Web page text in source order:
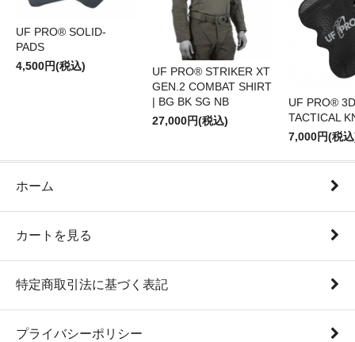
UF PRO® SOLID-
PADS
4,500円(税込)
UF PRO® STRIKER XT
GEN.2 COMBAT SHIRT
| BG BK SG NB
27,000円(税込)
UF PRO® 3D
TACTICAL
7,000円(税
ホーム
カートを見る
特定商取引法に基づく表記
プライバシーポリシー